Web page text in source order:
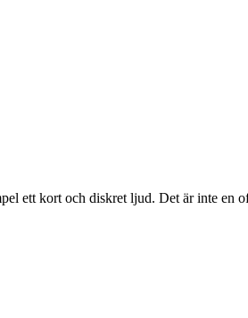
ett kort och diskret ljud. Det är inte en